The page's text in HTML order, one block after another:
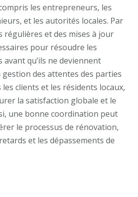
les entrepreneurs, les
et les autorités locales. Par
régulières et des mises à jour
pour résoudre les
qu’ils ne deviennent
des attentes des parties
clients et les résidents locaux,
la satisfaction globale et le
une bonne coordination peut
le processus de rénovation,
et les dépassements de